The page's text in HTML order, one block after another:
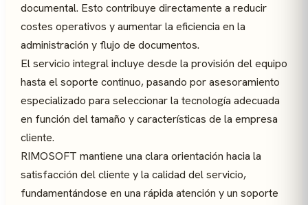
documental. Esto contribuye directamente a reducir
costes operativos y aumentar la eficiencia en la
administración y flujo de documentos.
El servicio integral incluye desde la provisión del equipo
hasta el soporte continuo, pasando por asesoramiento
especializado para seleccionar la tecnología adecuada
en función del tamaño y características de la empresa
cliente.
RIMOSOFT mantiene una clara orientación hacia la
satisfacción del cliente y la calidad del servicio,
fundamentándose en una rápida atención y un soporte